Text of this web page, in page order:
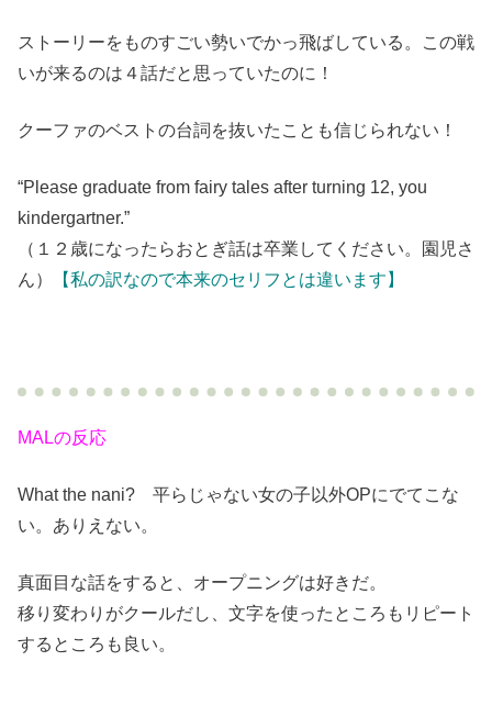
ストーリーをものすごい勢いでかっ飛ばしている。この戦
いが来るのは４話だと思っていたのに！
クーファのベストの台詞を抜いたことも信じられない！
“Please graduate from fairy tales after turning 12, you
kindergartner.”
（１２歳になったらおとぎ話は卒業してください。園児さ
ん）
【私の訳なので本来のセリフとは違います】
MALの反応
What the nani? 平らじゃない女の子以外OPにでてこな
い。ありえない。
真面目な話をすると、オープニングは好きだ。
移り変わりがクールだし、文字を使ったところもリピート
するところも良い。